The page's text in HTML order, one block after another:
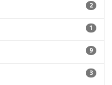
2
1
9
3